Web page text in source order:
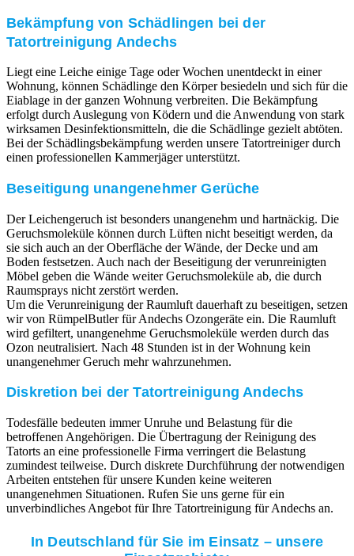
Bekämpfung von Schädlingen bei der
Tatortreinigung Andechs
Liegt eine Leiche einige Tage oder Wochen unentdeckt in einer
Wohnung, können Schädlinge den Körper besiedeln und sich für die
Eiablage in der ganzen Wohnung verbreiten. Die Bekämpfung
erfolgt durch Auslegung von Ködern und die Anwendung von stark
wirksamen Desinfektionsmitteln, die die Schädlinge gezielt abtöten.
Bei der Schädlingsbekämpfung werden unsere Tatortreiniger durch
einen professionellen Kammerjäger unterstützt.
Beseitigung unangenehmer Gerüche
Der Leichengeruch ist besonders unangenehm und hartnäckig. Die
Geruchsmoleküle können durch Lüften nicht beseitigt werden, da
sie sich auch an der Oberfläche der Wände, der Decke und am
Boden festsetzen. Auch nach der Beseitigung der verunreinigten
Möbel geben die Wände weiter Geruchsmoleküle ab, die durch
Raumsprays nicht zerstört werden.
Um die Verunreinigung der Raumluft dauerhaft zu beseitigen, setzen
wir von RümpelButler für Andechs Ozongeräte ein. Die Raumluft
wird gefiltert, unangenehme Geruchsmoleküle werden durch das
Ozon neutralisiert. Nach 48 Stunden ist in der Wohnung kein
unangenehmer Geruch mehr wahrzunehmen.
Diskretion bei der Tatortreinigung Andechs
Todesfälle bedeuten immer Unruhe und Belastung für die
betroffenen Angehörigen. Die Übertragung der Reinigung des
Tatorts an eine professionelle Firma verringert die Belastung
zumindest teilweise. Durch diskrete Durchführung der notwendigen
Arbeiten entstehen für unsere Kunden keine weiteren
unangenehmen Situationen. Rufen Sie uns gerne für ein
unverbindliches Angebot für Ihre Tatortreinigung für Andechs an.
In Deutschland für Sie im Einsatz – unsere